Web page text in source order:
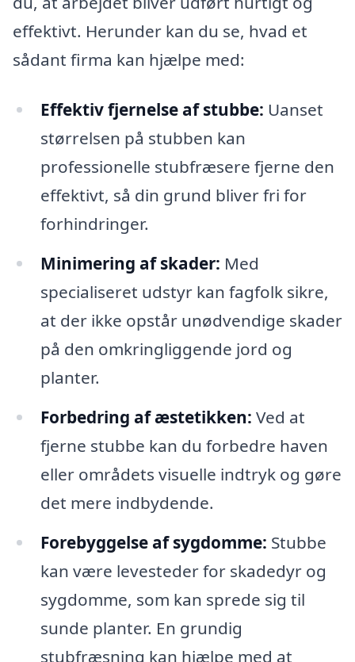
effektivt. Herunder kan du se, hvad et
sådant firma kan hjælpe med:
Effektiv fjernelse af stubbe: Uanset
størrelsen på stubben kan
professionelle stubfræsere fjerne den
effektivt, så din grund bliver fri for
forhindringer.
Minimering af skader: Med
specialiseret udstyr kan fagfolk sikre,
at der ikke opstår unødvendige skader
på den omkringliggende jord og
planter.
Forbedring af æstetikken: Ved at
fjerne stubbe kan du forbedre haven
eller områdets visuelle indtryk og gøre
det mere indbydende.
Forebyggelse af sygdomme: Stubbe
kan være levesteder for skadedyr og
sygdomme, som kan sprede sig til
sunde planter. En grundig
stubfræsning kan hjælpe med at